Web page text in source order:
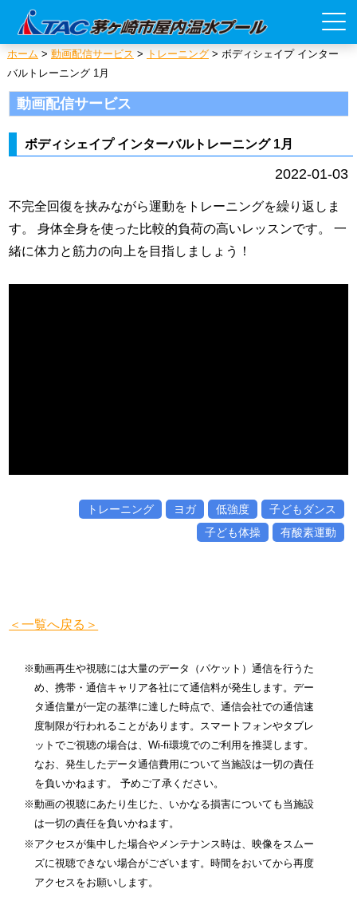
ホーム > 動画配信サービス > トレーニング> ボディシェイプ インター
バルトレーニング 1月
動画配信サービス
ボディシェイプ インターバルトレーニング 1月
2022-01-03
不完全回復を挟みながら運動をトレーニングを繰り返しま
す。 身体全身を使った比較的負荷の高いレッスンです。 一
緒に体力と筋力の向上を目指しましょう！
トレーニング ヨガ 低強度
子どもダンス
子ども体操
有酸素運動
＜一覧へ戻る＞
※動画再生や視聴には大量のデータ（パケット）通信を行うた
め、携帯・通信キャリア各社にて通信料が発生します。デー
タ通信量が一定の基準に達した時点で、通信会社での通信速
度制限が行われることがあります。スマートフォンやタブレ
ットでご視聴の場合は、Wi-fi環境でのご利用を推奨します。
なお、発生したデータ通信費用について当施設は一切の責任
を負いかねます。 予めご了承ください。
※動画の視聴にあたり生じた、いかなる損害についても当施設
は一切の責任を負いかねます。
※アクセスが集中した場合やメンテナンス時は、映像をスムー
ズに視聴できない場合がございます。時間をおいてから再度
アクセスをお願いします。